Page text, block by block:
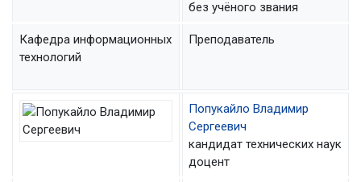
без учёного звания
Кафедра информационных
технологий
Преподаватель
Попукайло Владимир
Сергеевич
кандидат технических наук
доцент